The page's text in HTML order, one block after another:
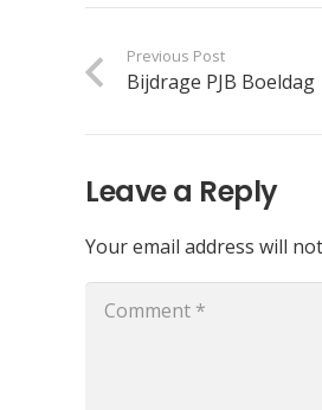
Previous Post
Bijdrage PJB Boeldag
Leave a Reply
Your email address will